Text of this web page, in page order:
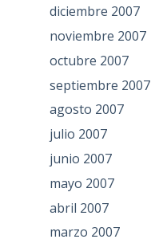
diciembre 2007
noviembre 2007
octubre 2007
septiembre 2007
agosto 2007
julio 2007
junio 2007
mayo 2007
abril 2007
marzo 2007